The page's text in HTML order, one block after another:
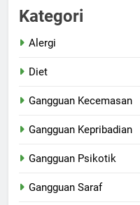
Kategori
Alergi
Diet
Gangguan Kecemasan
Gangguan Kepribadian
Gangguan Psikotik
Gangguan Saraf